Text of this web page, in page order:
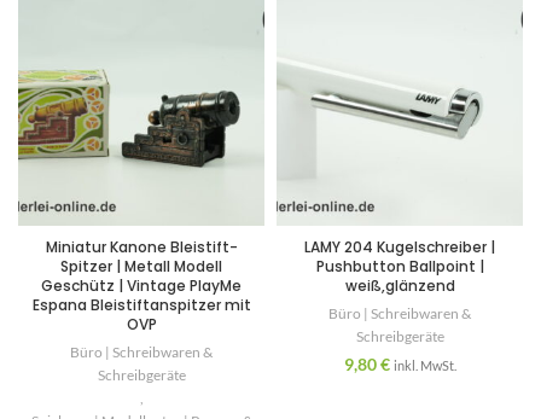
Miniatur Kanone Bleistift-
Spitzer | Metall Modell
Geschütz | Vintage PlayMe
Espana Bleistiftanspitzer mit
OVP
Büro | Schreibwaren &
Schreibgeräte
LAMY 204 Kugelschreiber |
Pushbutton Ballpoint |
weiß,glänzend
Büro | Schreibwaren &
Schreibgeräte
9,80€ inkl. MwSt.